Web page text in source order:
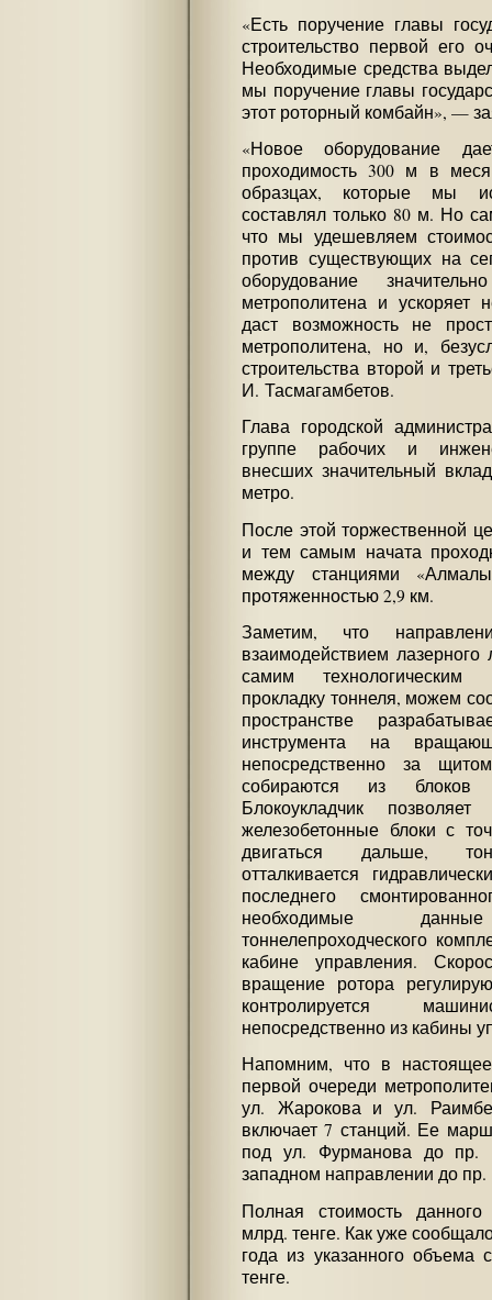
«Есть поручение главы
строительство первой его
Необходимые средства
мы поручение главы
этот роторный комбайн», —
«Новое оборудование
проходимость 300 м в
образцах, которые мы
составлял только 80 м. Но
что мы удешевляем
против существующих на
оборудование
метрополитена и ускоряет
даст возможность не
метрополитена, но и,
строительства второй и
И. Тасмагамбетов.
Глава городской
группе рабочих и
внесших значительный
метро.
После этой торжественной
и тем самым начата
между станциями
протяженностью 2,9 км.
Заметим, что
взаимодействием лазерного
самим технологическим
прокладку тоннеля, можем
пространстве
инструмента на
непосредственно за
собираются из блоков
Блокоукладчик
железобетонные блоки с
двигаться дальше,
отталкивается
последнего
необходимые
тоннелепроходческого
кабине управления.
вращение ротора
контролируется
непосредственно из кабины
Напомним, что в настоящее
первой очереди
ул. Жарокова и ул.
включает 7 станций. Ее
под ул. Фурманова до
западном направлении до пр.
Полная стоимость данного
млрд. тенге. Как уже
года из указанного
тенге.